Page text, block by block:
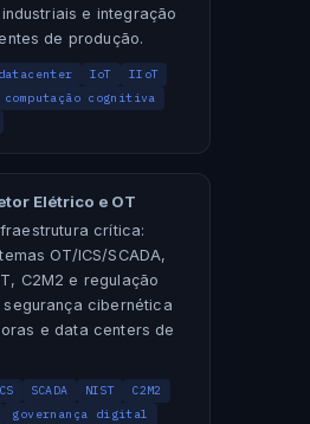
e integração
de produção.
IoT
IIoT
computação cognitiva
Elétrico e OT
crítica:
OT/ICS/SCADA,
C2M2 e regulação
segurança cibernética
e data centers de
SCADA NIST
C2M2
governança digital